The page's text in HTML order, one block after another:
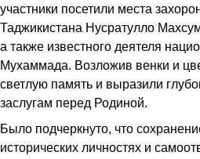
участники посетили места
Таджикистана Нусратулло
а также известного деятеля
Мухаммада. Возложив венки и
светлую память и выразили
заслугам перед Родиной.
Было подчеркнуто, что
исторических личностях и